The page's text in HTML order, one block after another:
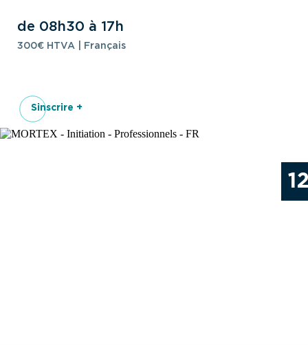
de 08h30 à 17h
300€ HTVA | Français
Sinscrire +